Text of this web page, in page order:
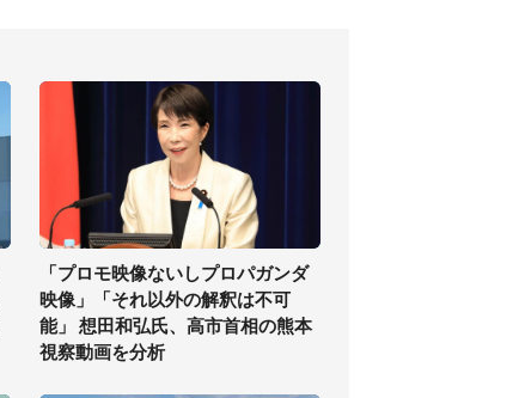
「プロモ映像ないしプロパガンダ
映像」「それ以外の解釈は不可
能」 想田和弘氏、高市首相の熊本
視察動画を分析